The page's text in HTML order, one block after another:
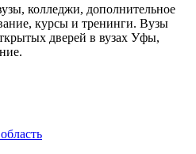
колледжи, дополнительное
курсы и тренинги. Вузы
дверей в вузах Уфы,